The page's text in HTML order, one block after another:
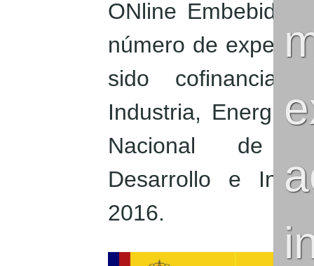
ONline Embebido
número de
sido
Industria, Energía
Nacional de
Desarrollo e
2016.